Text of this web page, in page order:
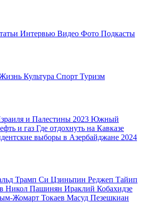
Интервью Видео Фото Подкасты
Культура Спорт Туризм
и Палестины 2023 Южный
и газ Где отдохнуть на Кавказе
выборы в Азербайджане 2024
Трамп Си Цзиньпин Реджеп Тайип
Никол Пашинян Ираклий Кобахидзе
Жомарт Токаев Масуд Пезешкиан